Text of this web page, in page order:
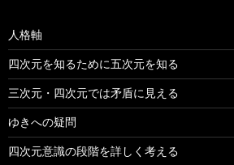
人格軸
四次元を知るために五次元を知る
三次元・四次元では矛盾に見える
ゆきへの疑問
四次元意識の段階を詳しく考える